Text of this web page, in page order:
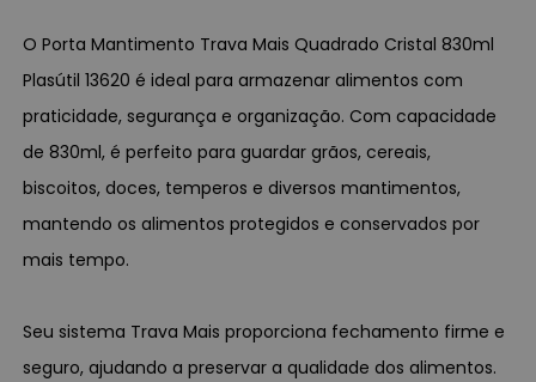
O Porta Mantimento Trava Mais Quadrado Cristal 830ml
Plasútil 13620 é ideal para armazenar alimentos com
praticidade, segurança e organização. Com capacidade
de 830ml, é perfeito para guardar grãos, cereais,
biscoitos, doces, temperos e diversos mantimentos,
mantendo os alimentos protegidos e conservados por
mais tempo.
Seu sistema Trava Mais proporciona fechamento firme e
seguro, ajudando a preservar a qualidade dos alimentos.